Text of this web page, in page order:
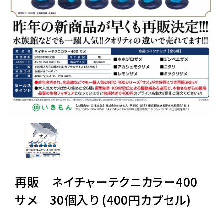
販促用カプセルトイ
よくあるご質問
ご利用ガイド
06-6282-7659
再販 ネイチャーテクニカラー400
サメ 30個入り (400円カプセル)